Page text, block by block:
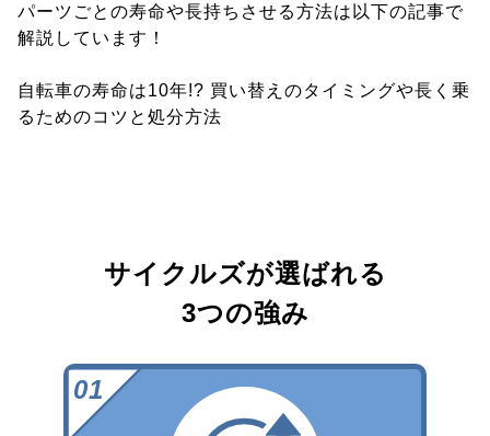
パーツごとの寿命や長持ちさせる方法は以下の記事で
解説しています！
自転車の寿命は10年!? 買い替えのタイミングや長く乗
るためのコツと処分方法
サイクルズが選ばれる
3つの強み